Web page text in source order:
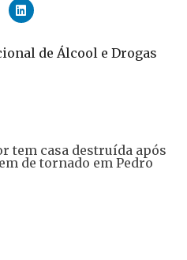
Clique
para
LinkedIn(abre
emde Álcool e Drogas
tem casa destruída após
de tornado em Pedro